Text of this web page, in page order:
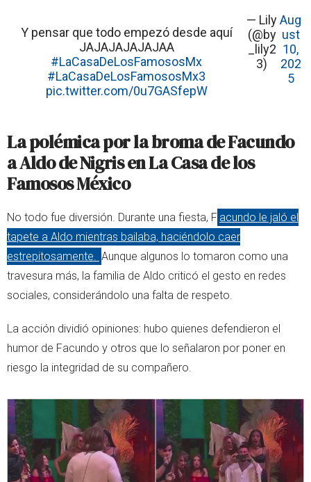
Y pensar que todo empezó desde aquí
JAJAJAJAJAJAA
#LaCasaDeLosFamososMx
#LaCasaDeLosFamososMx3
pic.twitter.com/0u7GASfepW
— Lily
(@by
_lily2
3)
Aug
ust
10,
202
5
La polémica por la broma de Facundo
a Aldo de Nigris en La Casa de los
Famosos México
No todo fue diversión. Durante una fiesta, F acundo le jaló el
tapete a Aldo mientras bailaba, haciéndolo caer
estrepitosamente. Aunque algunos lo tomaron como una
travesura más, la familia de Aldo criticó el gesto en redes
sociales, considerándolo una falta de respeto.
La acción dividió opiniones: hubo quienes defendieron el
humor de Facundo y otros que lo señalaron por poner en
riesgo la integridad de su compañero.